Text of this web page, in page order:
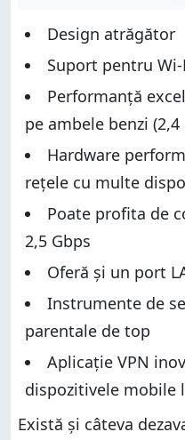
Design atrăgător
Suport pentru Wi-
Performanță
pe ambele benzi (2,4
Hardware
rețele cu multe
Poate profita de
2,5 Gbps
Oferă și un port
Instrumente de
parentale de top
Aplicație VPN
dispozitivele mobile
Există și câteva